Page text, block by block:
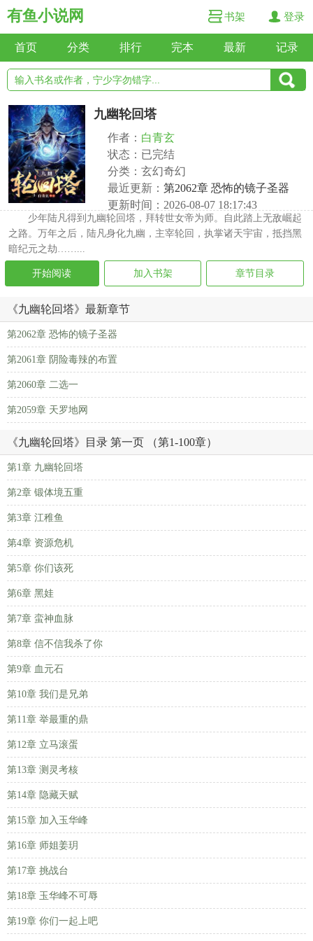
有鱼小说网 书架 登录
首页 分类 排行 完本 最新 记录
九幽轮回塔
作者： 白青玄
状态：已完结
分类：玄幻奇幻
最近更新： 第2062章 恐怖的镜子圣器
更新时间：2026-08-07 18:17:43
少年陆凡得到九幽轮回塔，拜转世女帝为师。自此踏上无敌崛起
之路。万年之后，陆凡身化九幽，主宰轮回，执掌诸天宇宙，抵挡黑
暗纪元之劫……...
开始阅读 加入书架 章节目录
《九幽轮回塔》最新章节
第2062章 恐怖的镜子圣器
第2061章 阴险毒辣的布置
第2060章 二选一
第2059章 天罗地网
《九幽轮回塔》目录 第一页 （第1-100章）
第1章 九幽轮回塔
第2章 锻体境五重
第3章 江稚鱼
第4章 资源危机
第5章 你们该死
第6章 黑娃
第7章 蛮神血脉
第8章 信不信我杀了你
第9章 血元石
第10章 我们是兄弟
第11章 举最重的鼎
第12章 立马滚蛋
第13章 测灵考核
第14章 隐藏天赋
第15章 加入玉华峰
第16章 师姐姜玥
第17章 挑战台
第18章 玉华峰不可辱
第19章 你们一起上吧